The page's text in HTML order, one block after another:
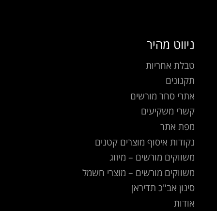
ניווט מהיר
טבלת אחריות
תקנונים
אתרי סחר מורשים
קשרי משקיעים
מפת אתר
נקודות איסוף מוצרים קטנים
משווקים מורשים – מיזוג
משווקים מורשים – מוצרי חשמל
סינון אב"כ תדיראן
אודות